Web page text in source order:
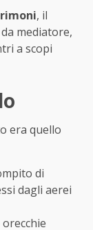
, il
mediatore,
a scopi
era quello
di
dagli aerei